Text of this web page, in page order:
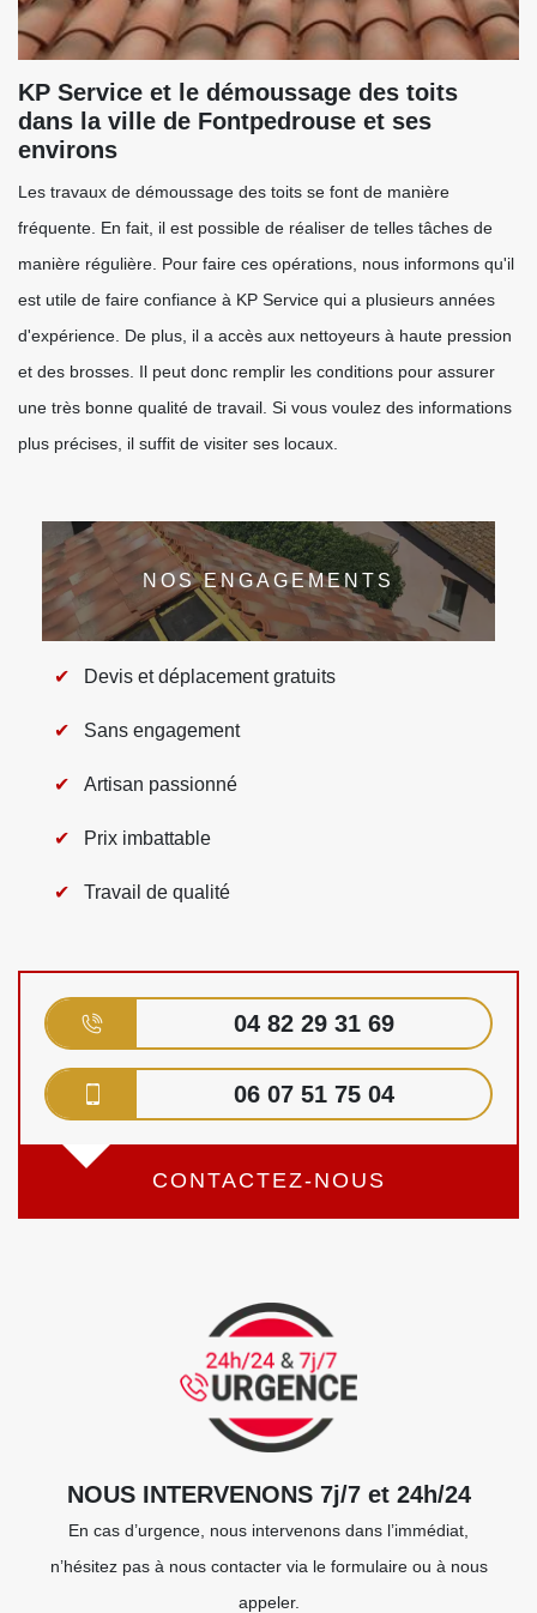
KP Service et le démoussage des toits
dans la ville de Fontpedrouse et ses
environs
Les travaux de démoussage des toits se font de manière
fréquente. En fait, il est possible de réaliser de telles tâches de
manière régulière. Pour faire ces opérations, nous informons qu'il
est utile de faire confiance à KP Service qui a plusieurs années
d'expérience. De plus, il a accès aux nettoyeurs à haute pression
et des brosses. Il peut donc remplir les conditions pour assurer
une très bonne qualité de travail. Si vous voulez des informations
plus précises, il suffit de visiter ses locaux.
NOS ENGAGEMENTS
Devis et déplacement gratuits
Sans engagement
Artisan passionné
Prix imbattable
Travail de qualité
04 82 29 31 69
06 07 51 75 04
CONTACTEZ-NOUS
NOUS INTERVENONS 7j/7 et 24h/24
En cas d’urgence, nous intervenons dans l’immédiat,
n’hésitez pas à nous contacter via le formulaire ou à nous
appeler.